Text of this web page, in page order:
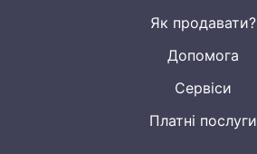
Як продавати?
Допомога
Сервіси
Платні послуги